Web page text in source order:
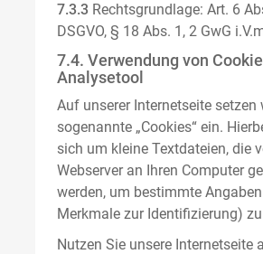
7.3.3 Rechtsgrundlage: Art. 6
DSGVO, § 18 Abs. 1, 2 GwG
7.4. Verwendung von
Analysetool
Auf unserer Internetseite setzen
sogenannte „Cookies“ ein.
sich um kleine Textdateien, die
Webserver an Ihren Computer
werden, um bestimmte
Merkmale zur Identifizierung)
Nutzen Sie unsere Internetseite